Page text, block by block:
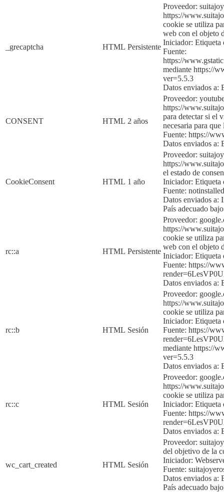
_grecaptcha HTML Persistente
Proveedor:
https://
cookie se utiliza
web con el objeto
Iniciador: Etiqueta
Fuente:
https://
mediante https://
ver=5.5.3
Datos enviados a:
CONSENT HTML 2 años
Proveedor:
https://
para detectar si el
necesaria para
Fuente: https://
Datos enviados a:
CookieConsent HTML 1 año
Proveedor:
https://
el estado de
Iniciador: Etiqueta
Fuente: notinstalled
Datos enviados a:
País adecuado
rc::a HTML Persistente
Proveedor:
https://
cookie se utiliza
web con el objeto
Iniciador: Etiqueta
Fuente: https://
Datos enviados a:
rc::b HTML Sesión
Proveedor:
https://
cookie se utiliza
Iniciador: Etiqueta
Fuente: https://
mediante https://
ver=5.5.3
Datos enviados a:
rc::c HTML Sesión
Proveedor:
https://
cookie se utiliza
Iniciador: Etiqueta
Fuente: https://
Datos enviados a:
wc_cart_created HTML Sesión
Proveedor:
del objetivo de la
Iniciador:
Fuente:
Datos enviados a:
País adecuado